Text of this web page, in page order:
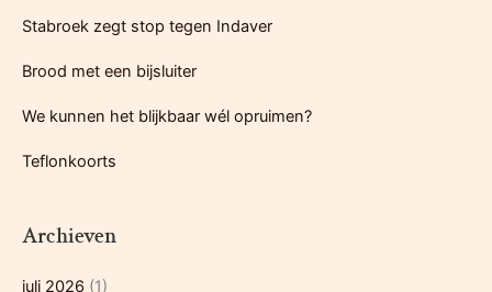
a
r
Stabroek zegt stop tegen Indaver
Brood met een bijsluiter
We kunnen het blijkbaar wél opruimen?
Teflonkoorts
Archieven
juli 2026 (1)